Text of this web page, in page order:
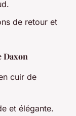
de retour et
Daxon
cuir de
et élégante.